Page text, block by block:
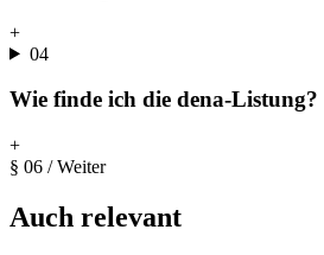
+
04
Wie finde ich die dena-Listung?
+
§ 06 / Weiter
Auch relevant